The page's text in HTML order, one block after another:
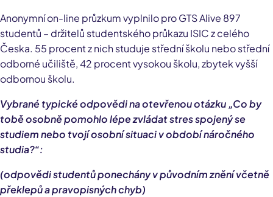
Anonymní on-line průzkum vyplnilo pro GTS Alive 897
studentů – držitelů studentského průkazu ISIC z celého
Česka. 55 procent z nich studuje střední školu nebo střední
odborné učiliště, 42 procent vysokou školu, zbytek vyšší
odbornou školu.
Vybrané typické odpovědi na otevřenou otázku „Co by
tobě osobně pomohlo lépe zvládat stres spojený se
studiem nebo tvojí osobní situaci v období náročného
studia?“:
(odpovědi studentů ponechány v původním znění včetně
překlepů a pravopisných chyb)